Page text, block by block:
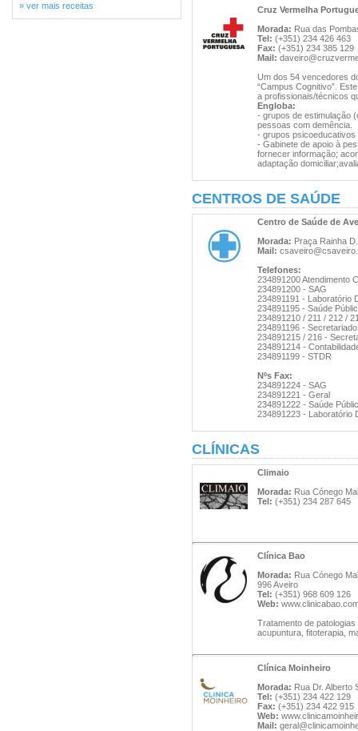
» ver mais receitas
Cruz Vermelha
Morada: Rua das
Tel: (+351) 234 426 463
Fax: (+351) 234 385 129
Mail:
Um dos 54 vencedores
“Campus Cognitivo”.
a profissionais/técnicos
Engloba:
- grupos de estimulação
pessoas com demência.
- grupos
- Gabinete de apoio à
fornecer informação;
adaptação
CENTROS DE SAÚDE
Centro de Saúde de
Morada: Praça Rainha
Mail:
Telefones:
234891200 Atendimento
234891200 - SAG
234891191 - Laboratório
234891195 - Saúde
234891210 / 211 / 212 /
234891196 -
234891215 / 216 -
234891214 -
234891199 - STDR
Nºs Fax:
234891224 - SAG
234891221 - Geral
234891222 - Saúde
234891223 - Laboratório
CLÍNICAS
Climaio
Morada: Rua Cónego
Tel: (+351) 234 287 645
Clínica Bao
Morada: Rua Cónego
996 Aveiro
Tel: (+351) 968 609 126
Web:
Tratamento de
acupuntura, fitoterapia,
Clínica Moinheiro
Morada: Rua Dr. Alberto
Tel: (+351) 234 422 129
Fax: (+351) 234 422 915
Web:
Mail: